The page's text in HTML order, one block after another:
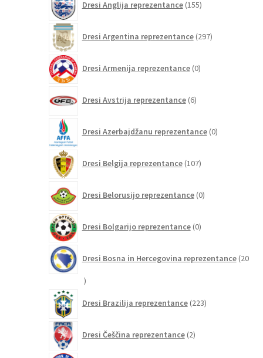
Dresi Anglija reprezentance 155izdelkov
Dresi Argentina reprezentance 297izdelkov
Dresi Armenija reprezentance 0izdelkov
Dresi Avstrija reprezentance 6izdelkov
Dresi Azerbajdžanu reprezentance 0izdelkov
Dresi Belgija reprezentance 107izdelkov
Dresi Belorusijo reprezentance 0izdelkov
Dresi Bolgarijo reprezentance 0izdelkov
Dresi Bosna in Hercegovina reprezentance 20
20
Dresi Brazilija reprezentance 223izdelkov
Dresi Češčina reprezentance 2izdelka